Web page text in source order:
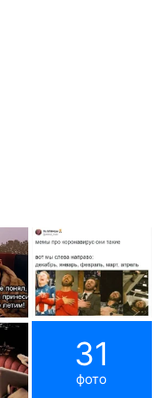
31
фото